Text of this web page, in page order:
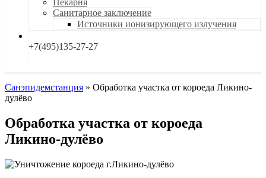
Пекарня
Санитарное заключение
Источники ионизирующего излучения
+7(495)135-27-27
Санэпидемстанция » Обработка участка от короеда Ликино-
дулёво
Обработка участка от короеда
Ликино-дулёво